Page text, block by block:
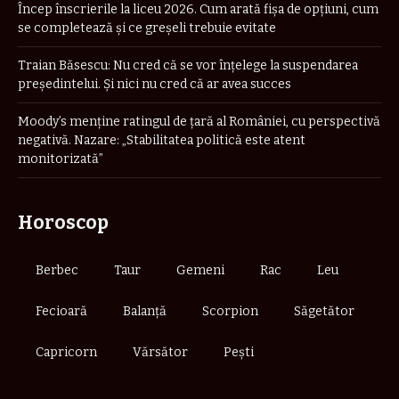
Încep înscrierile la liceu 2026. Cum arată fișa de opțiuni, cum
se completează și ce greșeli trebuie evitate
Traian Băsescu: Nu cred că se vor înţelege la suspendarea
preşedintelui. Şi nici nu cred că ar avea succes
Moody’s menține ratingul de țară al României, cu perspectivă
negativă. Nazare: „Stabilitatea politică este atent
monitorizată”
Horoscop
Berbec Taur Gemeni Rac Leu
Fecioară Balanță Scorpion Săgetător
Capricorn Vărsător Pești